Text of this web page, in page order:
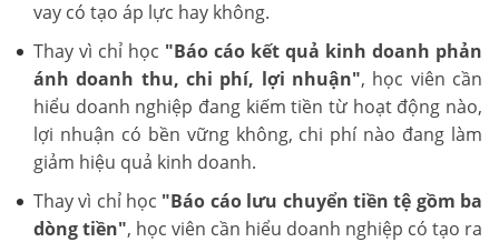
vay có tạo áp lực hay không.
Thay vì chỉ học "Báo cáo kết quả kinh doanh phản
ánh doanh thu, chi phí, lợi nhuận", học viên cần
hiểu doanh nghiệp đang kiếm tiền từ hoạt động nào,
lợi nhuận có bền vững không, chi phí nào đang làm
giảm hiệu quả kinh doanh.
Thay vì chỉ học "Báo cáo lưu chuyển tiền tệ gồm ba
dòng tiền", học viên cần hiểu doanh nghiệp có tạo ra